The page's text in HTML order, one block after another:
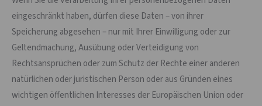
eingeschränkt haben, dürfen diese Daten – von ihrer
Speicherung abgesehen – nur mit Ihrer Einwilligung oder zur
Geltendmachung, Ausübung oder Verteidigung von
Rechtsansprüchen oder zum Schutz der Rechte einer anderen
natürlichen oder juristischen Person oder aus Gründen eines
wichtigen öffentlichen Interesses der Europäischen Union oder